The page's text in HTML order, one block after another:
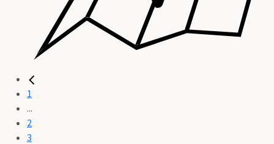
1
...
2
3